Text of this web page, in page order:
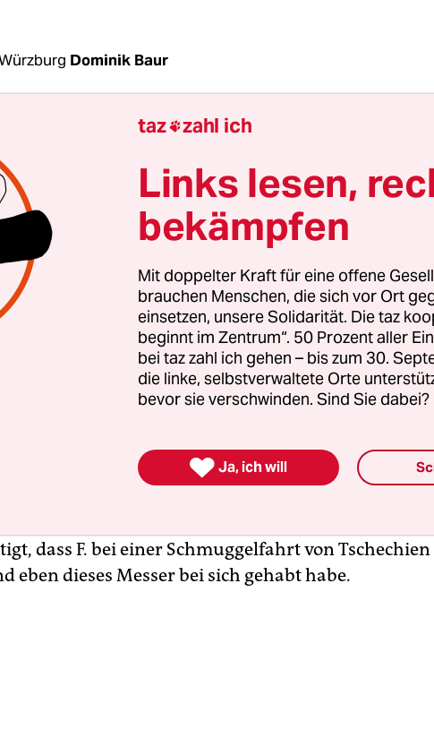
Dominik Baur
Sitzungssaal C 017, Montagmittag: Ein
Klappmesser, macht eine kräftige
auf, und – der Mann ist erstaunt. Von seiner
her, so meint er, sei dieses Messer eigentlich nicht
auf diese Weise öffnen zu lassen. Er versucht es
Male, jetzt vergeblich. Der Herr heißt Dieter Stiefel
Heute erklärt er dem Gericht die Funktionsweise
der Firma Fox Knives, Typ Trendy.
ist ein wesentliches Detail im Prozess gegen Mario
Mitglied der Regensburger Rockergang Bandidos.
Jahren hier verhandelt wurde. F. wurde im
Haftstrafe von fast sieben Jahren Haft wegen
dass F. bei einer Schmuggelfahrt von
eben dieses Messer bei sich gehabt habe.
taz zahl ich
Links lesen,
bekämpfen
Mit doppelter Kraft für eine offene
brauchen Menschen, die sich vor Ort
einsetzen, unsere Solidarität. Die taz
beginnt im Zentrum“. 50 Prozent aller
bei taz zahl ich gehen – bis zum 30.
die linke, selbstverwaltete Orte
bevor sie verschwinden. Sind Sie dabei?
 Ja, ich will